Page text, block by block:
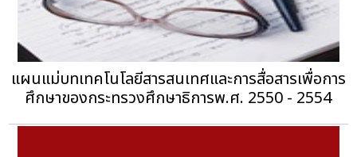
แผนแม่บทเทคโนโลยีสารสนเทศและการสื่อสารเพื่อการ
ศึกษาของกระทรวงศึกษาธิการพ.ศ. 2550 - 2554